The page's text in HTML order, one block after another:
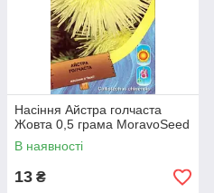
Насіння Айстра голчаста
Жовта 0,5 грама MoravoSeed
В наявності
13 ₴